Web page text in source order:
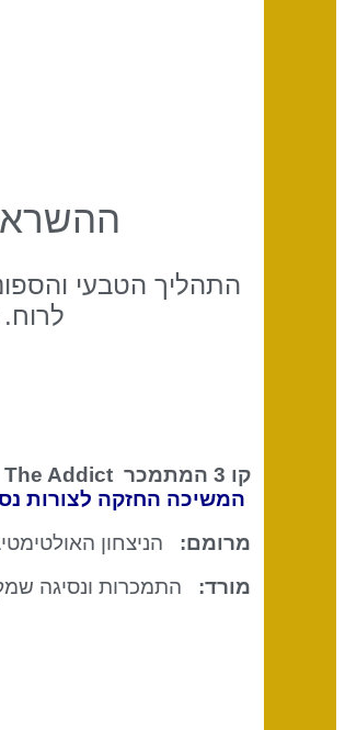
התהליך הטבעי
לרוח.
קו 3 המתמכר
The Addict
המשיכה החזקה לצורות
מרומם:
הניצחון
מורד:
התמכרות ונסיגה